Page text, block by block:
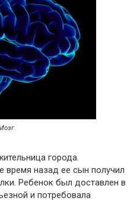
города.
время назад ее сын получил
Ребенок был доставлен в
и потребовала